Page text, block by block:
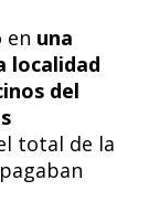
en una
localidad
del
total de la